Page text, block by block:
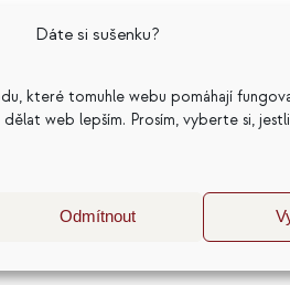
Dáte si sušenku?
které tomuhle webu pomáhají
web lepším. Prosím, vyberte si,
Odmítnout
propojuji psychologii,
rozhodnutí.
udržitelnost
z více než 20 let práce s